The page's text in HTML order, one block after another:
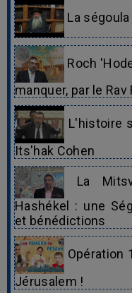
La
Roch
manquer, par le
L'histoire
Its'hak Cohen
La
Hashékel : une
et bénédictions
Opération
Jérusalem !